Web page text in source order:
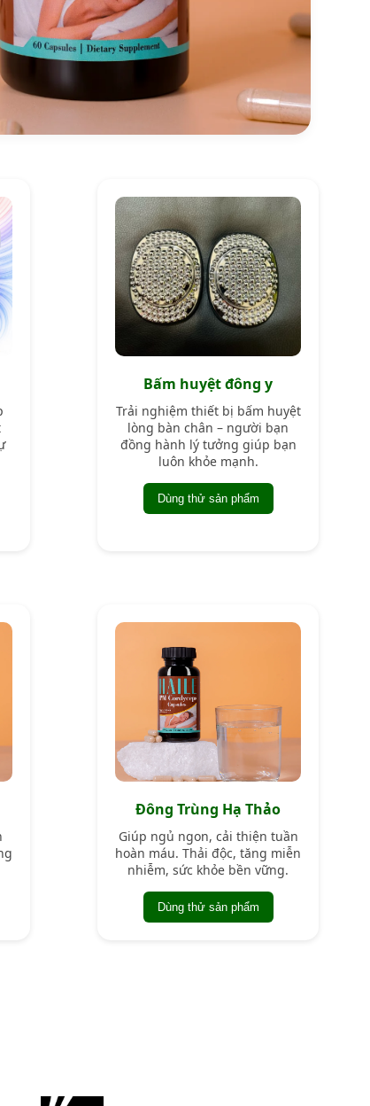
Bấm huyệt đông y
Trải nghiệm thiết bị bấm huyệt
lòng bàn chân – người bạn
đồng hành lý tưởng giúp bạn
luôn khỏe mạnh.
Dùng thử sản phẩm
Đông Trùng Hạ Thảo
Giúp ngủ ngon, cải thiện tuần
hoàn máu. Thải độc, tăng miễn
nhiễm, sức khỏe bền vững.
Dùng thử sản phẩm